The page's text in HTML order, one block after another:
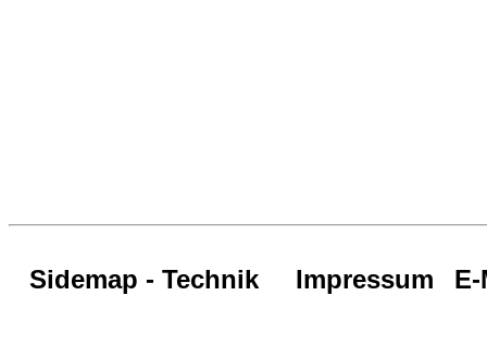
Sidemap - Technik Impressum